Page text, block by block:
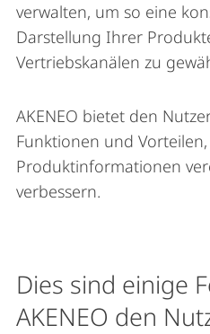
verwalten, um so eine
Darstellung Ihrer
Vertriebskanälen zu
AKENEO bietet den
Funktionen und
Produktinformationen
verbessern.
Dies sind einige
AKENEO den